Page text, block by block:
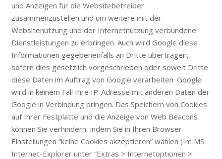
und Anzeigen für die Websitebetreiber
zusammenzustellen und um weitere mit der
Websitenutzung und der Internetnutzung verbundene
Dienstleistungen zu erbringen. Auch wird Google diese
Informationen gegebenenfalls an Dritte übertragen,
sofern dies gesetzlich vorgeschrieben oder soweit Dritte
diese Daten im Auftrag von Google verarbeiten. Google
wird in keinem Fall Ihre IP-Adresse mit anderen Daten der
Google in Verbindung bringen. Das Speichern von Cookies
auf Ihrer Festplatte und die Anzeige von Web Beacons
können Sie verhindern, indem Sie in Ihren Browser-
Einstellungen “keine Cookies akzeptieren” wählen (Im MS
Internet-Explorer unter “Extras > Internetoptionen >